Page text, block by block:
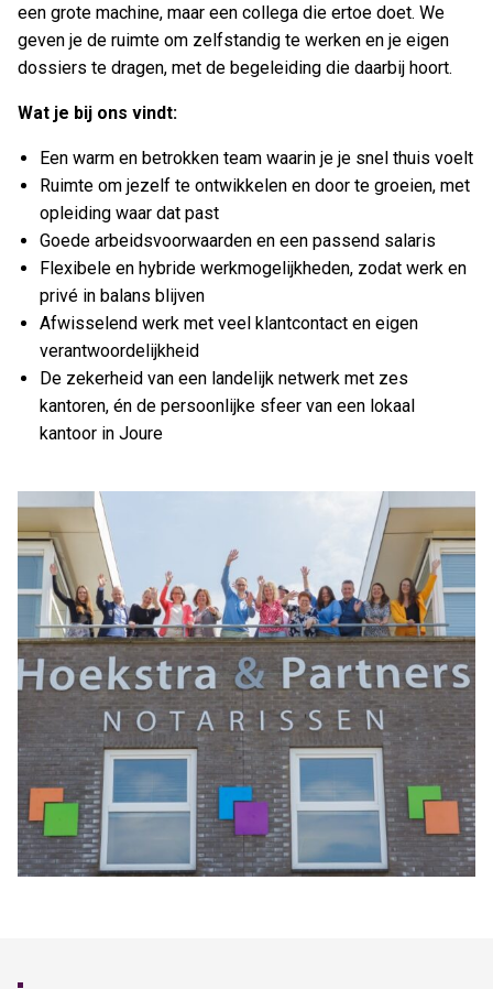
een grote machine, maar een collega die ertoe doet. We
geven je de ruimte om zelfstandig te werken en je eigen
dossiers te dragen, met de begeleiding die daarbij hoort.
Wat je bij ons vindt:
Een warm en betrokken team waarin je je snel thuis voelt
Ruimte om jezelf te ontwikkelen en door te groeien, met
opleiding waar dat past
Goede arbeidsvoorwaarden en een passend salaris
Flexibele en hybride werkmogelijkheden, zodat werk en
privé in balans blijven
Afwisselend werk met veel klantcontact en eigen
verantwoordelijkheid
De zekerheid van een landelijk netwerk met zes
kantoren, én de persoonlijke sfeer van een lokaal
kantoor in Joure